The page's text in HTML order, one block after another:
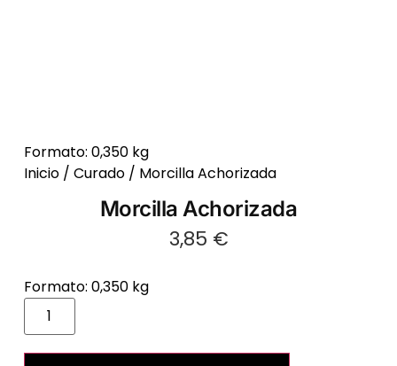
Formato: 0,350 kg
Inicio/ Curado/ Morcilla Achorizada
Morcilla Achorizada
3,85 €
Formato: 0,350 kg